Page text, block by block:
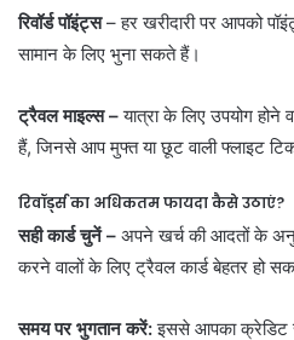
रिवॉर्ड पॉइंट्स– हर खरीदारी पर आपको
सामान के लिए भुना सकते हैं।
ट्रैवल माइल्स –यात्रा के लिए उपयोग
हैं, जिनसे आप मुफ्त या छूट वाली फ्लाइट
रिवॉर्ड्स का अधिकतम फायदा कैसे उठाएं?
सही कार्ड चुनें – अपने खर्च की आदतों के
करने वालों के लिए ट्रैवल कार्ड बेहतर हो
समय पर भुगतान करें:इससे आपका क्रेडिट